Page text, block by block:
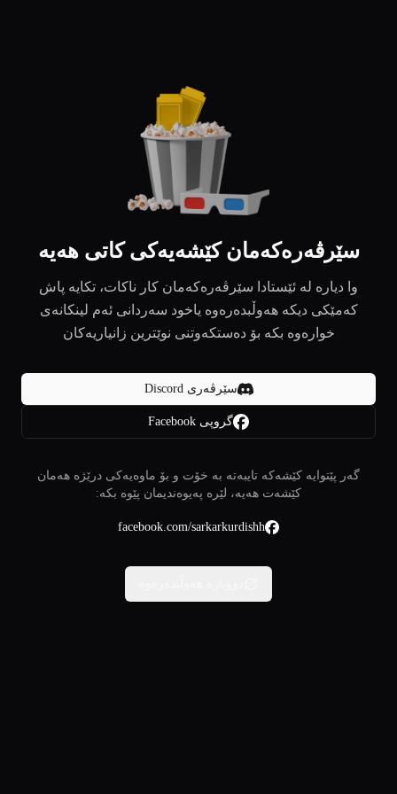
سێرڤەرەکەمان کێشەیەکی کاتی هەیە
وا دیارە لە ئێستادا سێرڤەرەکەمان کار ناکات، تکایە پاش
کەمێکی دیکە هەوڵبدەرەوە یاخود سەردانی ئەم لینکانەی
خوارەوە بکە بۆ دەستکەوتنی نوێترین زانیاریەکان
سێرڤەری Discord
گروپی Facebook
گەر پێتوایە کێشەکە تایبەتە بە خۆت و بۆ ماوەیەکی درێژە هەمان
کێشەت هەیە، لێرە پەیوەندیمان پێوە بکە:
facebook.com/sarkarkurdishh